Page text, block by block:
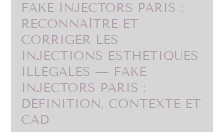
FAKE INJECTORS PARIS :
RECONNAÎTRE ET
CORRIGER LES
INJECTIONS ESTHÉTIQUES
ILLÉGALES — FAKE
INJECTORS PARIS :
DÉFINITION, CONTEXTE ET
CAD